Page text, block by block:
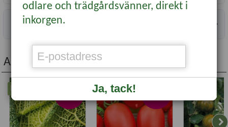
Antal fröer:1250
Information
Andra köpte även...
Nyhet Nyhet
odlare och trädgårdsvänner, direkt i
inkorgen.
Ja, tack!